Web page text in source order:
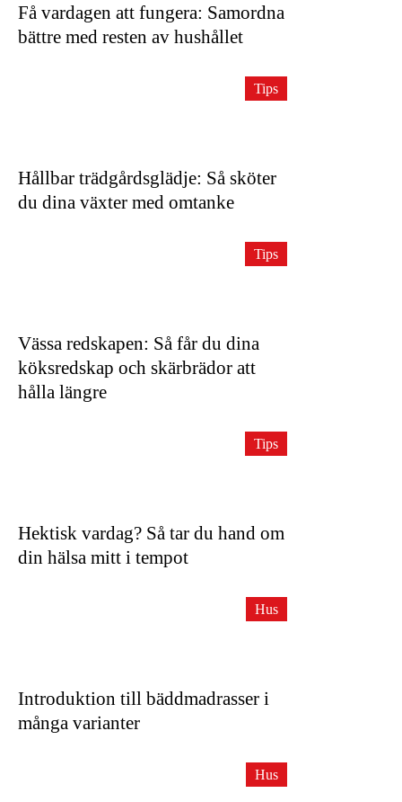
Få vardagen att fungera: Samordna
bättre med resten av hushållet
Hållbar trädgårdsglädje: Så sköter
du dina växter med omtanke
Tips
Vässa redskapen: Så får du dina
köksredskap och skärbrädor att
hålla längre
Tips
Hektisk vardag? Så tar du hand om
din hälsa mitt i tempot
Tips
Introduktion till bäddmadrasser i
många varianter
Hus
Hus